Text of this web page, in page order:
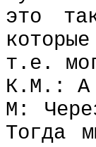
это
т.е.
К.М.: А
М:
Тогда